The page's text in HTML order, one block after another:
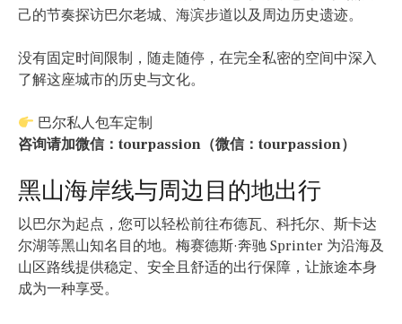
己的节奏探访巴尔老城、海滨步道以及周边历史遗迹。
没有固定时间限制，随走随停，在完全私密的空间中深入
了解这座城市的历史与文化。
巴尔私人包车定制
咨询请加微信：tourpassion（微信：tourpassion）
黑山海岸线与周边目的地出行
以巴尔为起点，您可以轻松前往布德瓦、科托尔、斯卡达
尔湖等黑山知名目的地。梅赛德斯·奔驰 Sprinter 为沿海及
山区路线提供稳定、安全且舒适的出行保障，让旅途本身
成为一种享受。